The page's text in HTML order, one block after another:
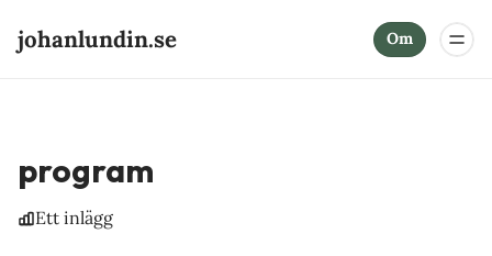
johanlundin.se Om
program
Ett inlägg